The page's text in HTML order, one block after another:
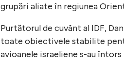
grupări aliate în regiunea
Purtătorul de cuvânt al IDF,
toate obiectivele stabilite
avioanele israeliene s-au întors